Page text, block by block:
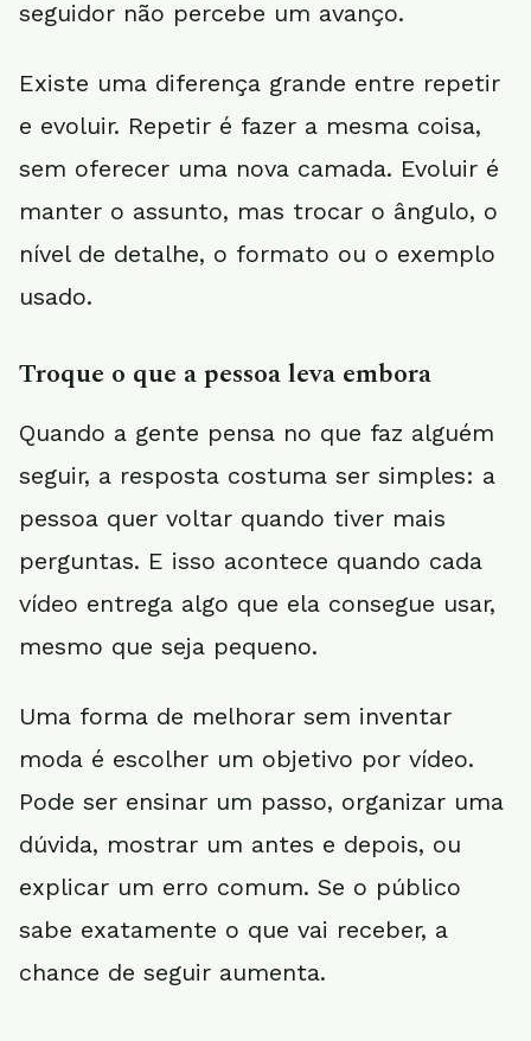
seguidor não percebe um avanço.
Existe uma diferença grande entre repetir
e evoluir. Repetir é fazer a mesma coisa,
sem oferecer uma nova camada. Evoluir é
manter o assunto, mas trocar o ângulo, o
nível de detalhe, o formato ou o exemplo
usado.
Troque o que a pessoa leva embora
Quando a gente pensa no que faz alguém
seguir, a resposta costuma ser simples: a
pessoa quer voltar quando tiver mais
perguntas. E isso acontece quando cada
vídeo entrega algo que ela consegue usar,
mesmo que seja pequeno.
Uma forma de melhorar sem inventar
moda é escolher um objetivo por vídeo.
Pode ser ensinar um passo, organizar uma
dúvida, mostrar um antes e depois, ou
explicar um erro comum. Se o público
sabe exatamente o que vai receber, a
chance de seguir aumenta.